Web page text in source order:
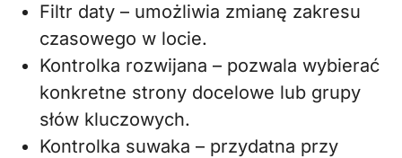
Filtr daty – umożliwia zmianę zakresu
czasowego w locie.
Kontrolka rozwijana – pozwala wybierać
konkretne strony docelowe lub grupy
słów kluczowych.
Kontrolka suwaka – przydatna przy